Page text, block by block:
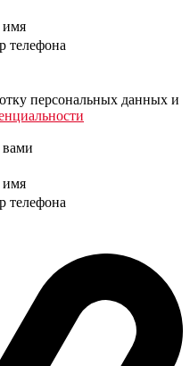
телефона
персональных данных и
телефона